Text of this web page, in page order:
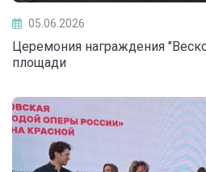
05.06.2026
Церемония награждения
площади